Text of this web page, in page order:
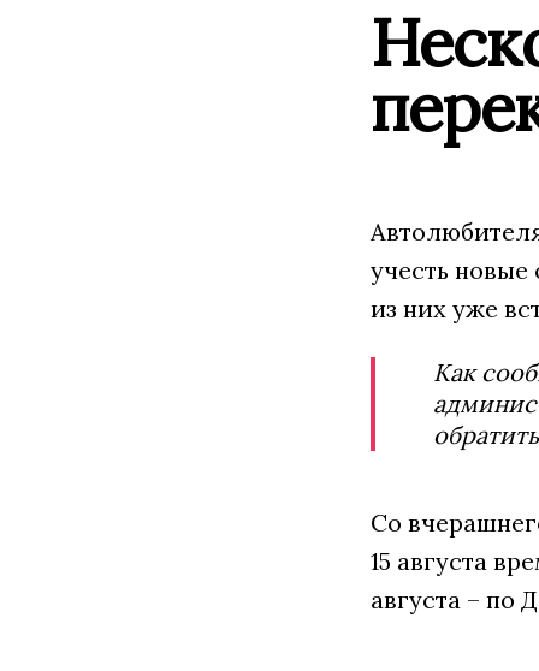
учесть новые
из них уже
Как
Со
15 августа
августа – по